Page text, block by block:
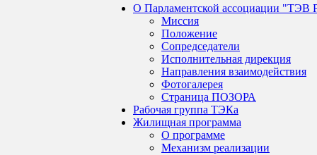
О Парламентской ассоциации "ТЭВ
Миссия
Положение
Сопредседатели
Исполнительная дирекция
Направления взаимодействия
Фотогалерея
Страница ПОЗОРА
Рабочая группа ТЭКа
Жилищная программа
О программе
Механизм реализации